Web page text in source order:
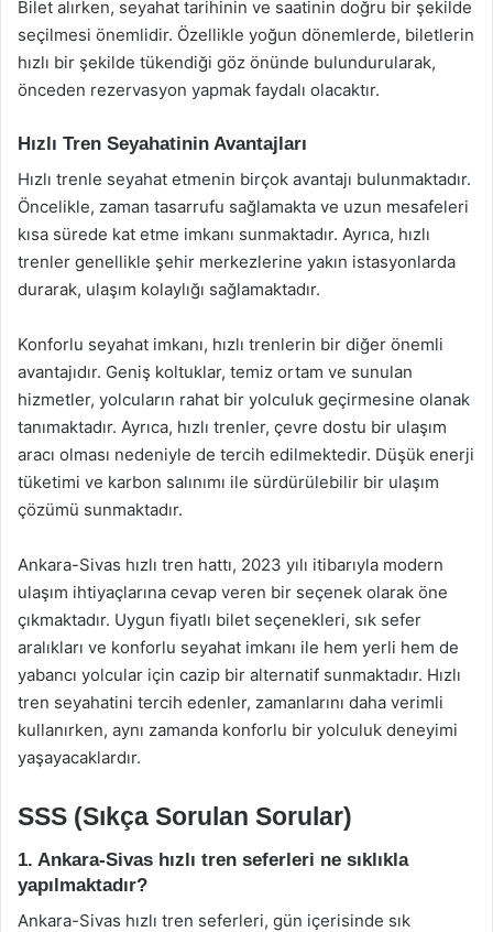
Bilet alırken, seyahat tarihinin ve saatinin doğru bir şekilde
seçilmesi önemlidir. Özellikle yoğun dönemlerde, biletlerin
hızlı bir şekilde tükendiği göz önünde bulundurularak,
önceden rezervasyon yapmak faydalı olacaktır.
Hızlı Tren Seyahatinin Avantajları
Hızlı trenle seyahat etmenin birçok avantajı bulunmaktadır.
Öncelikle, zaman tasarrufu sağlamakta ve uzun mesafeleri
kısa sürede kat etme imkanı sunmaktadır. Ayrıca, hızlı
trenler genellikle şehir merkezlerine yakın istasyonlarda
durarak, ulaşım kolaylığı sağlamaktadır.
Konforlu seyahat imkanı, hızlı trenlerin bir diğer önemli
avantajıdır. Geniş koltuklar, temiz ortam ve sunulan
hizmetler, yolcuların rahat bir yolculuk geçirmesine olanak
tanımaktadır. Ayrıca, hızlı trenler, çevre dostu bir ulaşım
aracı olması nedeniyle de tercih edilmektedir. Düşük enerji
tüketimi ve karbon salınımı ile sürdürülebilir bir ulaşım
çözümü sunmaktadır.
Ankara-Sivas hızlı tren hattı, 2023 yılı itibarıyla modern
ulaşım ihtiyaçlarına cevap veren bir seçenek olarak öne
çıkmaktadır. Uygun fiyatlı bilet seçenekleri, sık sefer
aralıkları ve konforlu seyahat imkanı ile hem yerli hem de
yabancı yolcular için cazip bir alternatif sunmaktadır. Hızlı
tren seyahatini tercih edenler, zamanlarını daha verimli
kullanırken, aynı zamanda konforlu bir yolculuk deneyimi
yaşayacaklardır.
SSS (Sıkça Sorulan Sorular)
1. Ankara-Sivas hızlı tren seferleri ne sıklıkla
yapılmaktadır?
Ankara-Sivas hızlı tren seferleri, gün içerisinde sık